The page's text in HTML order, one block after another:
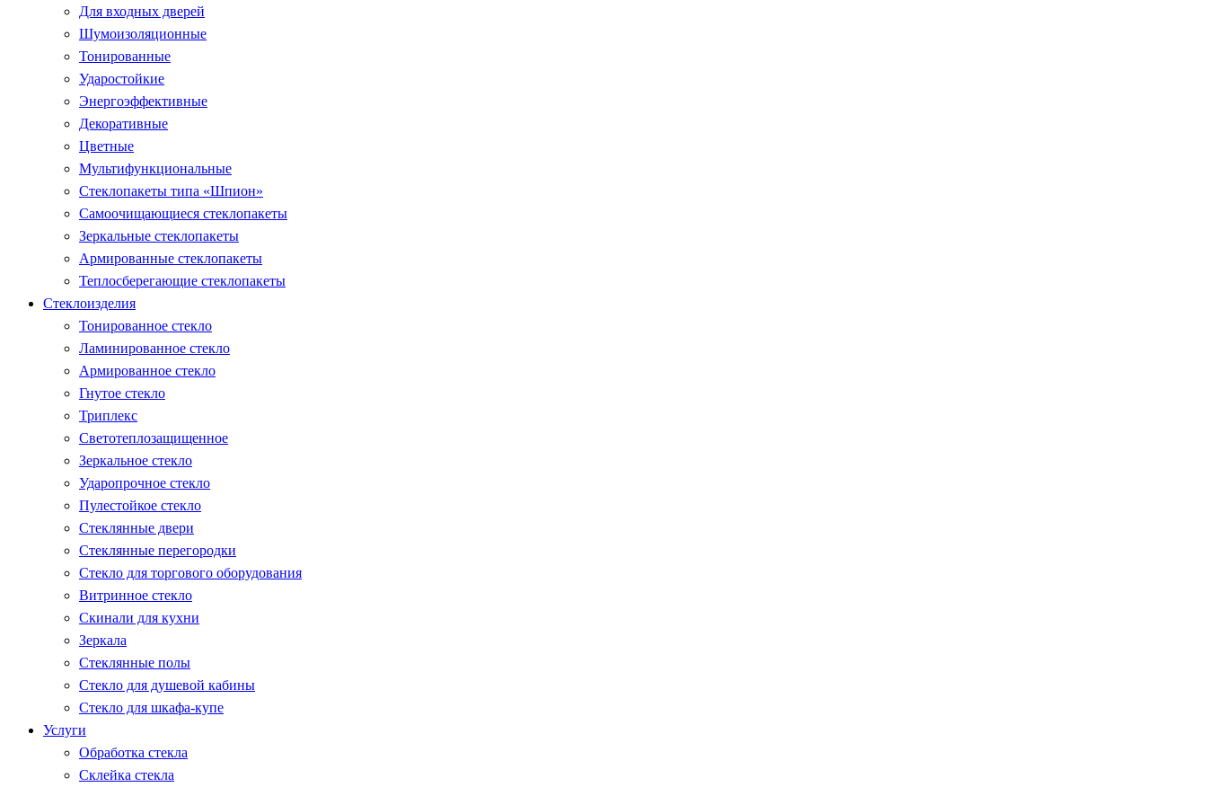
Для входных дверей
Шумоизоляционные
Тонированные
Ударостойкие
Энергоэффективные
Декоративные
Цветные
Мультифункциональные
Стеклопакеты типа «Шпион»
Самоочищающиеся стеклопакеты
Зеркальные стеклопакеты
Армированные стеклопакеты
Теплосберегающие стеклопакеты
Стеклоизделия
Тонированное стекло
Ламинированное стекло
Армированное стекло
Гнутое стекло
Триплекс
Светотеплозащищенное
Зеркальное стекло
Ударопрочное стекло
Пулестойкое стекло
Стеклянные двери
Стеклянные перегородки
Стекло для торгового оборудования
Витринное стекло
Скинали для кухни
Зеркала
Стеклянные полы
Стекло для душевой кабины
Стекло для шкафа-купе
Услуги
Обработка стекла
Склейка стекла